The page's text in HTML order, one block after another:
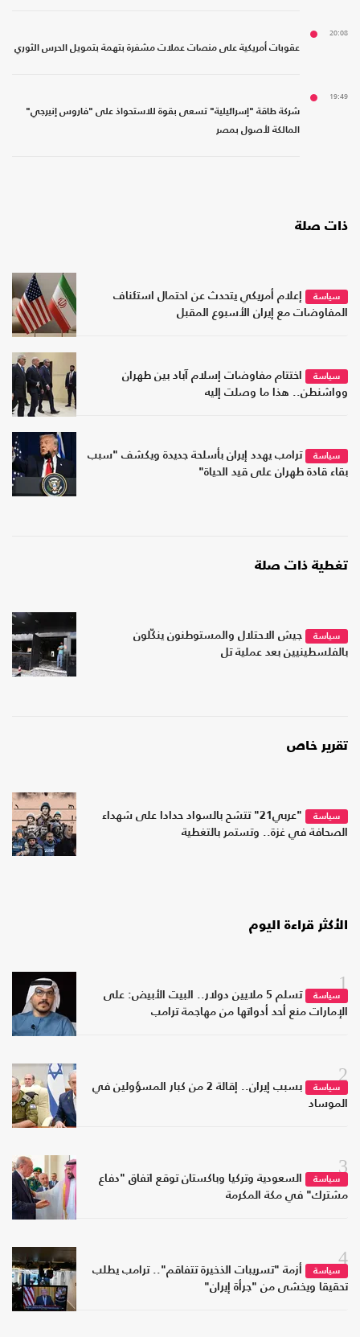
20:08
عقوبات أمريكية على منصات عملات مشفرة بتهمة بتمويل الحرس الثوري
19:49
شركة طاقة "إسرائيلية" تسعى بقوة للاستحواذ على "فاروس إنيرجي"
المالكة لأصول بمصر
ذات صلة
سياسة
إعلام أمريكي يتحدث عن احتمال استئناف
المفاوضات مع إيران الأسبوع المقبل
سياسة
اختتام مفاوضات إسلام آباد بين طهران
وواشنطن.. هذا ما وصلت إليه
سياسة
ترامب يهدد إيران بأسلحة جديدة ويكشف "سبب
بقاء قادة طهران على قيد الحياة"
تغطية ذات صلة
سياسة
جيش الاحتلال والمستوطنون ينكّلون
بالفلسطينيين بعد عملية تل
تقرير خاص
سياسة
"عربي21" تتشح بالسواد حدادا على شهداء
الصحافة في غزة.. وتستمر بالتغطية
الأكثر قراءة اليوم
1
سياسة
تسلم 5 ملايين دولار.. البيت الأبيض: على
الإمارات منع أحد أدواتها من مهاجمة ترامب
2
سياسة
بسبب إيران.. إقالة 2 من كبار المسؤولين في
الموساد
3
سياسة
السعودية وتركيا وباكستان توقع اتفاق "دفاع
مشترك" في مكة المكرمة
4
سياسة
أزمة "تسريبات الذخيرة تتفاقم".. ترامب يطلب
تحقيقا ويخشى من "جرأة إيران"